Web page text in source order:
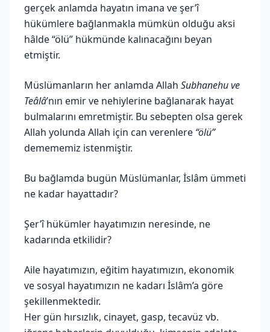
gerçek anlamda hayatın imana ve şer’î
hükümlere bağlanmakla mümkün olduğu aksi
hâlde “ölü” hükmünde kalınacağını beyan
etmiştir.
Müslümanların her anlamda Allah Subhanehu ve
Teâlâ’nın emir ve nehiylerine bağlanarak hayat
bulmalarını emretmiştir. Bu sebepten olsa gerek
Allah yolunda Allah için can verenlere “ölü”
demememiz istenmiştir.
Bu bağlamda bugün Müslümanlar, İslâm ümmeti
ne kadar hayattadır?
Şer’î hükümler hayatımızın neresinde, ne
kadarında etkilidir?
Aile hayatımızın, eğitim hayatımızın, ekonomik
ve sosyal hayatımızın ne kadarı İslâm’a göre
şekillenmektedir.
Her gün hırsızlık, cinayet, gasp, tecavüz vb.